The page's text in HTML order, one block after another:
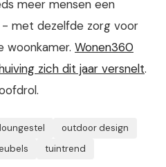
meer mensen een
- met dezelfde zorg voor
woonkamer. Wonen360
zich dit jaar versnelt.
loungestel
outdoor design
tuintrend